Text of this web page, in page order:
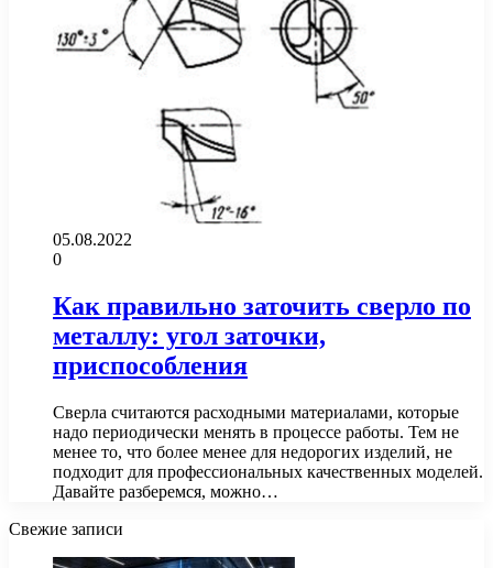
05.08.2022
0
Как правильно заточить сверло по
металлу: угол заточки,
приспособления
Сверла считаются расходными материалами, которые
надо периодически менять в процессе работы. Тем не
менее то, что более менее для недорогих изделий, не
подходит для профессиональных качественных моделей.
Давайте разберемся, можно…
Свежие записи